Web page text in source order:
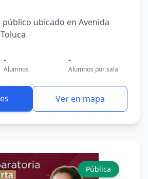
ubicado en Avenida
-
Alumnos
-
Alumnos por sala
Ver en mapa
Pública